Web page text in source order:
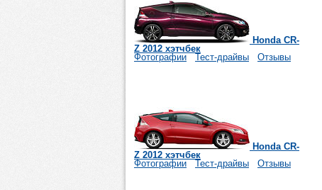
Honda CR-
Z 2012 хэтчбек
Фотографии
Тест-драйвы Отзывы
Honda CR-
Z 2012 хэтчбек
Фотографии
Тест-драйвы Отзывы